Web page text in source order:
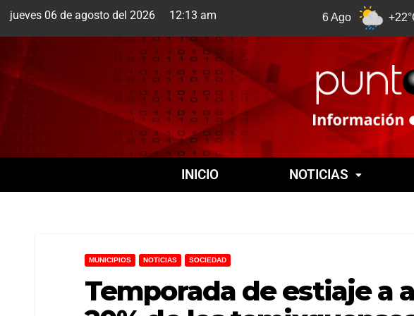
jueves 06 de agosto del 2026 12:13 am
Cuernavaca +22°C
INICIO NOTICIAS
MUNICIPIOS NOTICIAS SOCIEDAD
Temporada de estiaje a